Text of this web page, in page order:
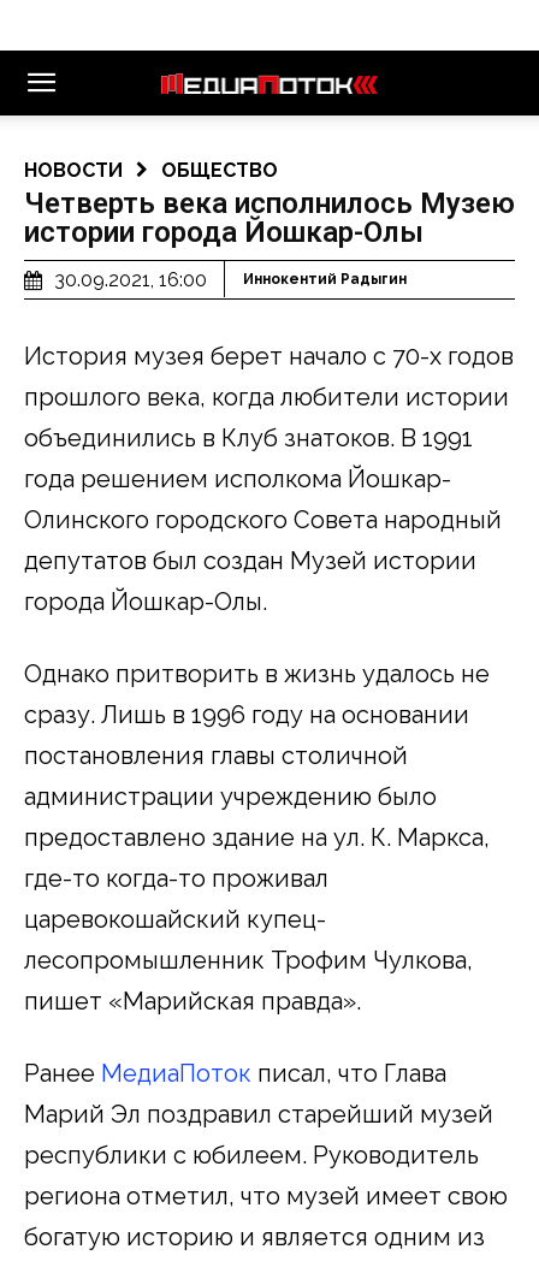
НОВОСТИ ОБЩЕСТВО
Четверть века исполнилось Музею
истории города Йошкар-Олы
30.09.2021, 16:00 Иннокентий Радыгин
История музея берет начало с 70-х годов
прошлого века, когда любители истории
объединились в Клуб знатоков. В 1991
года решением исполкома Йошкар-
Олинского городского Совета народный
депутатов был создан Музей истории
города Йошкар-Олы.
Однако притворить в жизнь удалось не
сразу. Лишь в 1996 году на основании
постановления главы столичной
администрации учреждению было
предоставлено здание на ул. К. Маркса,
где-то когда-то проживал
царевокошайский купец-
лесопромышленник Трофим Чулкова,
пишет «Марийская правда».
Ранее МедиаПоток писал, что Глава
Марий Эл поздравил старейший музей
республики с юбилеем. Руководитель
региона отметил, что музей имеет свою
богатую историю и является одним из